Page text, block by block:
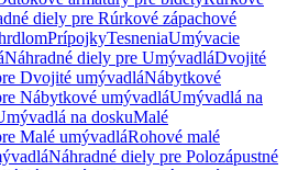
diely pre Rúrkové zápachové
PrípojkyTesneniaUmývacie
Náhradné diely pre UmývadláDvojité
Dvojité umývadláNábytkové
Nábytkové umývadláUmývadlá na
na doskuMalé
Malé umývadláRohové malé
Náhradné diely pre Polozápustné